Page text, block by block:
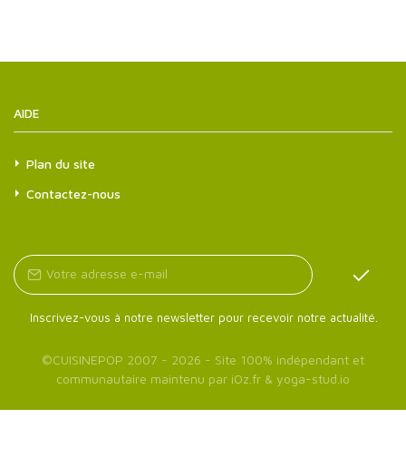
AIDE
Plan du site
Contactez-nous
Inscrivez-vous à notre newsletter pour recevoir notre actualité.
©CUISINEPOP 2007 - 2026 - Site 100% indépendant et
communautaire maintenu par iOz.fr & yoga-stud.io